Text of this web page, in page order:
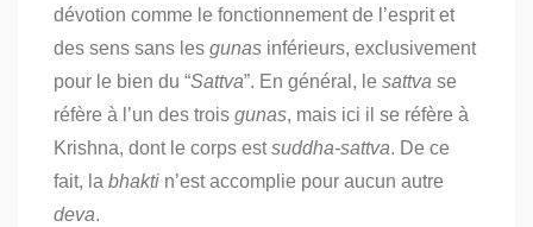
dévotion comme le fonctionnement de l’esprit et
des sens sans les gunas inférieurs, exclusivement
pour le bien du “Sattva”. En général, le sattva se
réfère à l’un des trois gunas, mais ici il se réfère à
Krishna, dont le corps estsuddha-sattva. De ce
fait, la bhakti n’est accomplie pour aucun autre
deva.